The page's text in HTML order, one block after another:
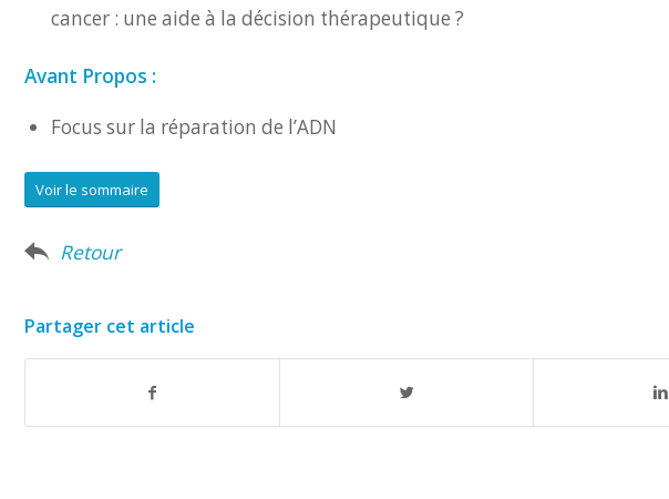
cancer : une aide à la décision thérapeutique ?
Avant Propos :
Focus sur la réparation de l’ADN
Voir le sommaire
Retour
Partager cet article